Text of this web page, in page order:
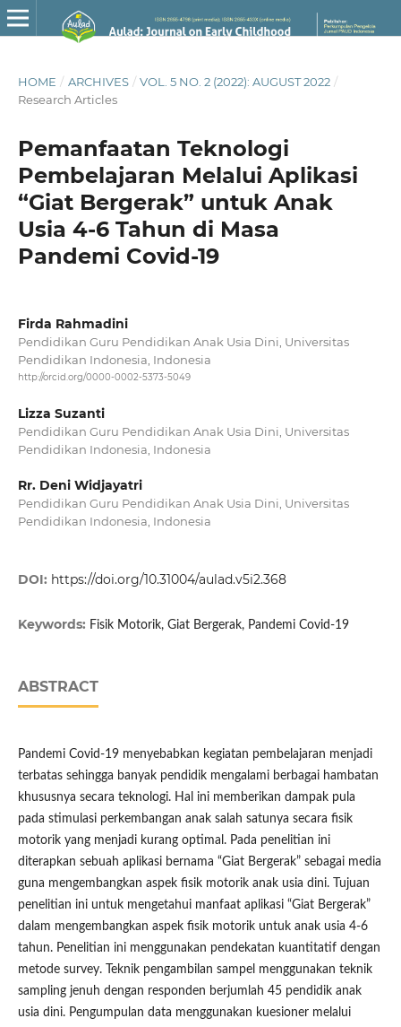
HOME / ARCHIVES / VOL. 5 NO. 2 (2022): AUGUST 2022 /
Research Articles
Pemanfaatan Teknologi
Pembelajaran Melalui Aplikasi
“Giat Bergerak” untuk Anak
Usia 4-6 Tahun di Masa
Pandemi Covid-19
Firda Rahmadini
Pendidikan Guru Pendidikan Anak Usia Dini, Universitas
Pendidikan Indonesia, Indonesia
http://orcid.org/0000-0002-5373-5049
Lizza Suzanti
Pendidikan Guru Pendidikan Anak Usia Dini, Universitas
Pendidikan Indonesia, Indonesia
Rr. Deni Widjayatri
Pendidikan Guru Pendidikan Anak Usia Dini, Universitas
Pendidikan Indonesia, Indonesia
DOI: https://doi.org/10.31004/aulad.v5i2.368
Keywords: Fisik Motorik, Giat Bergerak, Pandemi Covid-19
ABSTRACT
Pandemi Covid-19 menyebabkan kegiatan pembelajaran menjadi
terbatas sehingga banyak pendidik mengalami berbagai hambatan
khususnya secara teknologi. Hal ini memberikan dampak pula
pada stimulasi perkembangan anak salah satunya secara fisik
motorik yang menjadi kurang optimal. Pada penelitian ini
diterapkan sebuah aplikasi bernama “Giat Bergerak” sebagai media
guna mengembangkan aspek fisik motorik anak usia dini. Tujuan
penelitian ini untuk mengetahui manfaat aplikasi “Giat Bergerak”
dalam mengembangkan aspek fisik motorik untuk anak usia 4-6
tahun. Penelitian ini menggunakan pendekatan kuantitatif dengan
metode survey. Teknik pengambilan sampel menggunakan teknik
sampling jenuh dengan responden berjumlah 45 pendidik anak
usia dini. Pengumpulan data menggunakan kuesioner melalui